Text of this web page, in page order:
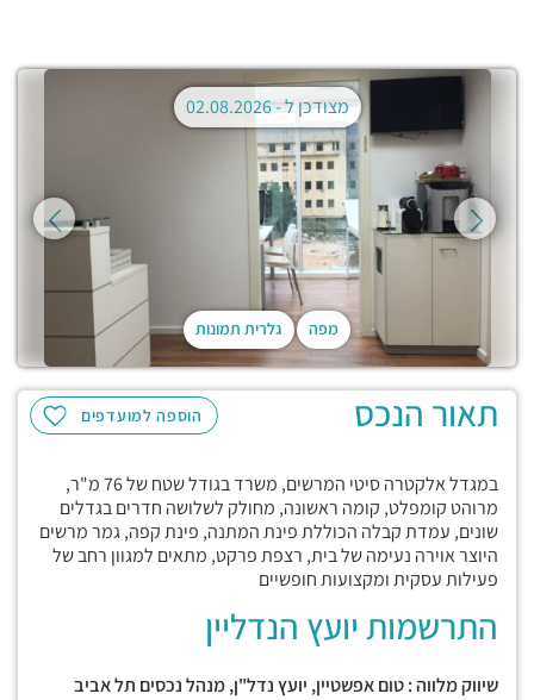
מפה גלרית תמונות
מצודכן ל -02.08.2026
הוספה למועדפים תאור הנכס
במגדל אלקטרה סיטי המרשים, משרד בגודל שטח של 76 מ"ר,
מרוהט קומפלט, קומה ראשונה, מחולק לשלושה חדרים בגדלים
שונים, עמדת קבלה הכוללת פינת המתנה, פינת קפה, גמר מרשים
היוצר אוירה נעימה של בית, רצפת פרקט, מתאים למגוון רחב של
פעילות עסקית ומקצועות חופשיים
התרשמות יועץ הנדליין
שיווק מלווה : טום אפשטיין, יועץ נדל"ן, מנהל נכסים תל אביב